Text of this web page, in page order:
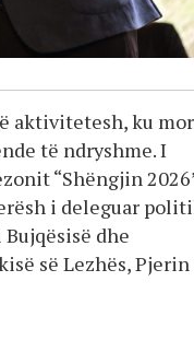
aktivitetesh, ku
të ndryshme. I
“Shëngjin
i deleguar
dhe
së Lezhës, Pjerin